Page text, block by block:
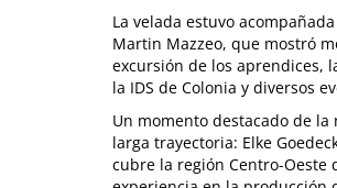
La velada estuvo
Martin Mazzeo, que mostró
excursión de los aprendices,
la IDS de Colonia y diversos
Un momento destacado de
larga trayectoria: Elke
cubre la región Centro-Oeste